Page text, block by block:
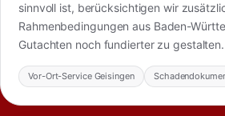
sinnvoll ist, berücksichtigen wir
Rahmenbedingungen aus Baden-
Gutachten noch fundierter zu gestalten.
Vor-Ort-Service Geisingen